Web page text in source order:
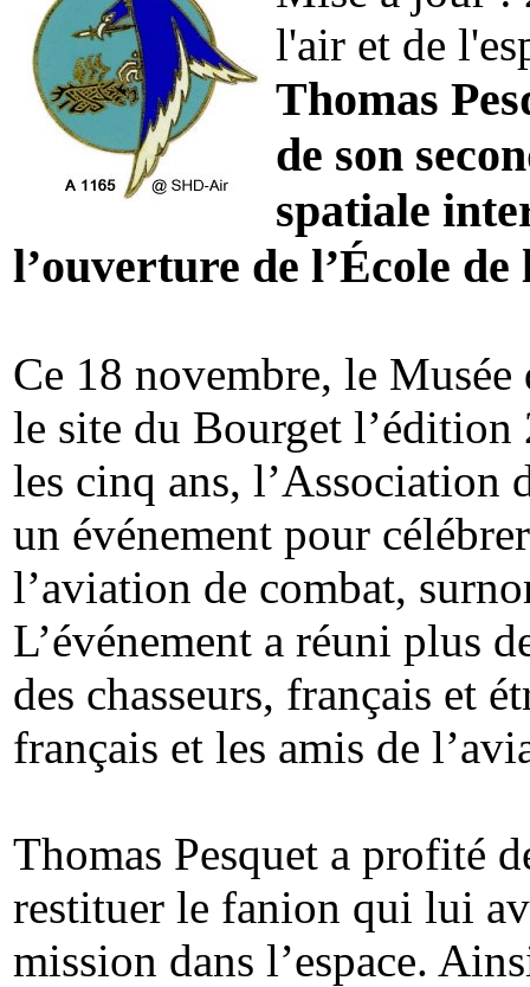
l'air et de
Thomas
de son
spatiale
l’ouverture de l’École de
Ce 18 novembre, le Musée
le site du Bourget l’édition
les cinq ans, l’Association
un événement pour
l’aviation de combat,
L’événement a réuni plus
des chasseurs, français et
français et les amis de
Thomas Pesquet a profité
restituer le fanion qui lui
mission dans l’espace.